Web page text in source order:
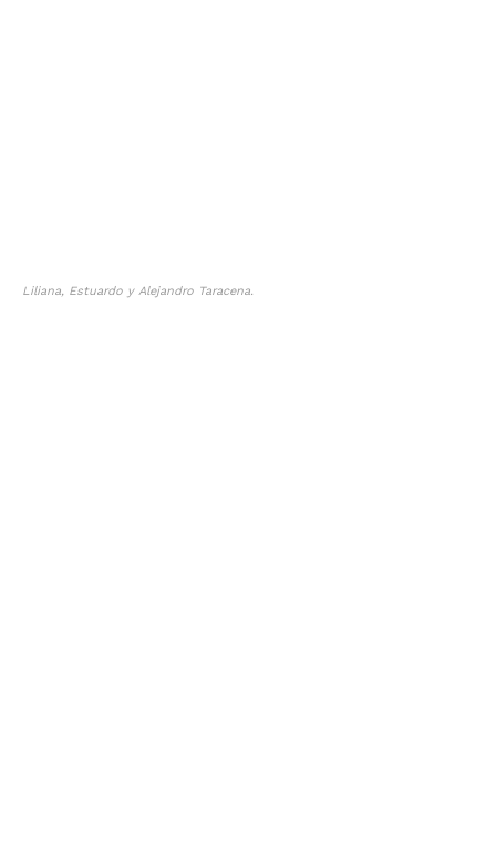
Liliana, Estuardo y Alejandro Taracena.